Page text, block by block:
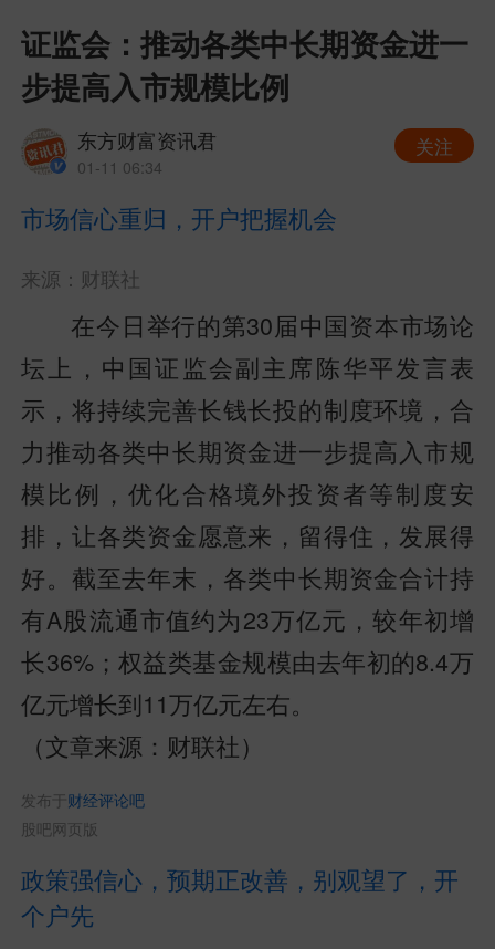
证监会：推动各类中长期资金进一
步提高入市规模比例
东方财富资讯君
01-11 06:34
关注
市场信心重归，开户把握机会
来源：财联社
在今日举行的第30届中国资本市场论
坛上，中国证监会副主席陈华平发言表
示，将持续完善长钱长投的制度环境，合
力推动各类中长期资金进一步提高入市规
模比例，优化合格境外投资者等制度安
排，让各类资金愿意来，留得住，发展得
好。截至去年末，各类中长期资金合计持
有A股流通市值约为23万亿元，较年初增
长36%；权益类基金规模由去年初的8.4万
亿元增长到11万亿元左右。
（文章来源：财联社）
发布于 财经评论吧
股吧网页版
政策强信心，预期正改善，别观望了，开
个户先